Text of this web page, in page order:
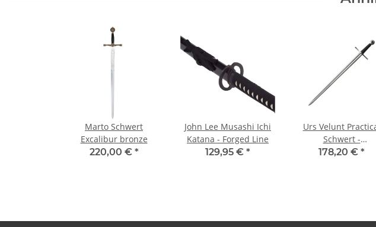
Marto Schwert
Excalibur bronze
220,00 € *
John Lee Musashi Ichi
Katana - Forged Line
129,95 € *
Urs Velunt
Schwert -
Schaukampfschwert
178,20 € *